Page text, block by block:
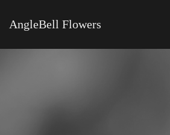
AngleBell Flowers